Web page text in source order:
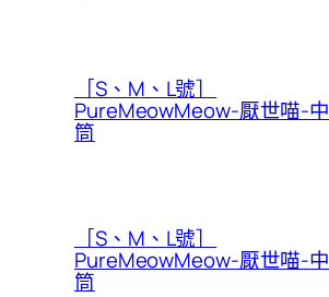
［S、M、L號］
PureMeowMeow-厭世喵-中
筒
［S、M、L號］
PureMeowMeow-厭世喵-中
筒